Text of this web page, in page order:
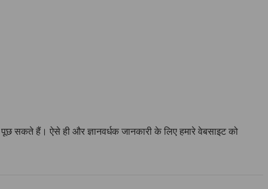
सकते हैं। ऐसे ही और ज्ञानवर्धक जानकारी के लिए हमारे वेबसाइट को